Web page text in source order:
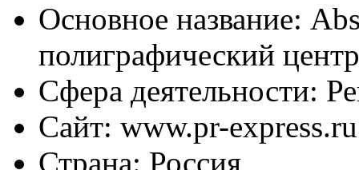
Основное название:
полиграфический центр
Сфера деятельности:
Сайт: www.pr-express.ru
Страна: Россия